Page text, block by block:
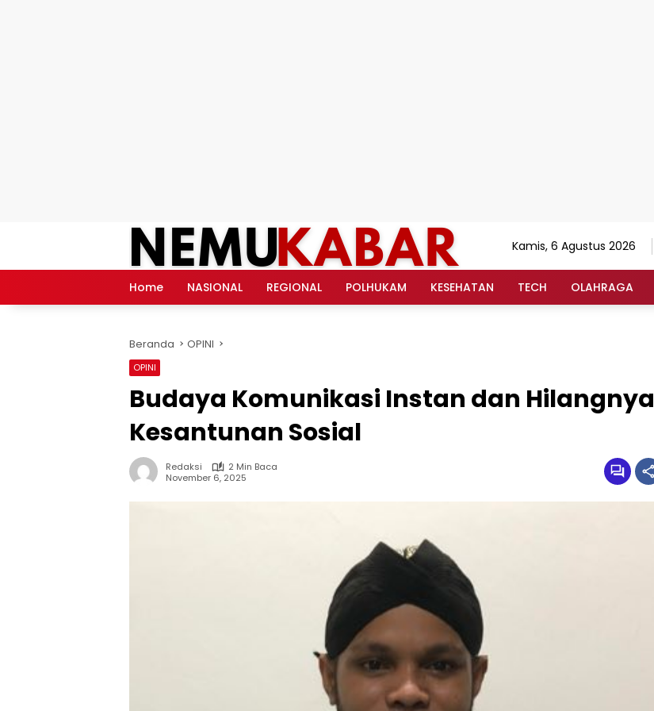
Kamis, 6 Agustus 2026
Home NASIONAL REGIONAL POLHUKAM KESEHATAN TECH OLAHRAGA
Beranda OPINI
OPINI
Budaya Komunikasi Instan dan Hilangnya
Kesantunan Sosial
Redaksi
2 Min Baca
November 6, 2025